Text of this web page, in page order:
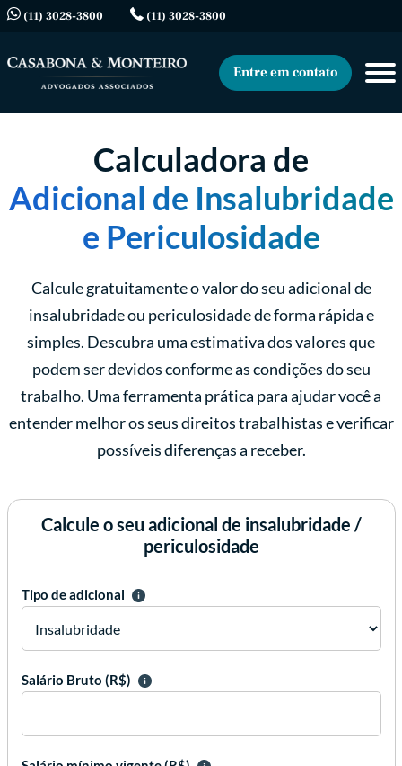
(11) 3028-3800 (11) 3028-3800
Entre em contato
Calculadora de
Adicional de Insalubridade
e Periculosidade
Calcule gratuitamente o valor do seu adicional de
insalubridade ou periculosidade de forma rápida e
simples. Descubra uma estimativa dos valores que
podem ser devidos conforme as condições do seu
trabalho. Uma ferramenta prática para ajudar você a
entender melhor os seus direitos trabalhistas e verificar
possíveis diferenças a receber.
Calcule o seu adicional de insalubridade /
periculosidade
Tipo de adicional
Salário Bruto (R$)